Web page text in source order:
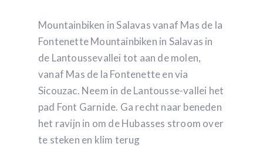
Mountainbiken in Salavas vanaf Mas de la
Fontenette Mountainbiken in Salavas in
de Lantoussevallei tot aan de molen,
vanaf Mas de la Fontenette en via
Sicouzac. Neem in de Lantousse-vallei het
pad Font Garnide. Ga recht naar beneden
het ravijn in om de Hubasses stroom over
te steken en klim terug